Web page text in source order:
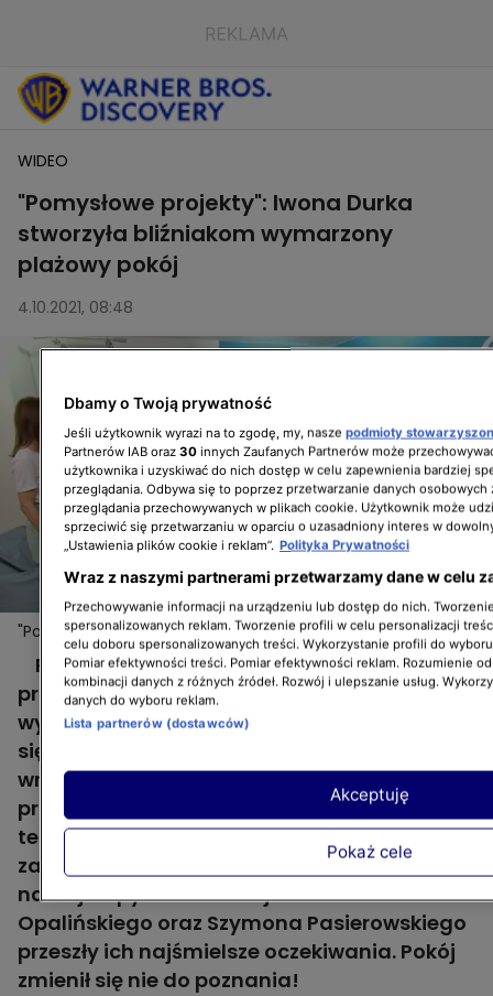
WIDEO
"Pomysłowe projekty": Iwona Durka
stworzyła bliźniakom wymarzony
plażowy pokój
4.10.2021, 08:48
"Pomysłowe projekty": Iwona Durka stworzyła
bliźniakom wymarzony plażowy pokój
Więcej
Pierwszy finał 3. sezonu "Pomysłowych
projektów" już za Iwoną Durką. I był on
wyjątkowo radosny, z nowej sypialni cieszyli
się bowiem nastoletni bliźniacy! Chłopcy
wraz z rodzicami z dwóch przedstawionych
przez architektkę wnętrz projektów wybrali
ten w stylu plażowym. I w finale byli bardzo
zadowoleni ze swojego wyboru, efekt prac
naszej ekipy remontowej - Mariusza
Opalińskiego oraz Szymona Pasierowskiego
przeszły ich najśmielsze oczekiwania. Pokój
zmienił się nie do poznania!
Dbamy o Twoją prywatność
Jeśli użytkownik wyrazi na to zgodę, my, nasze podmioty
Partnerów IAB oraz 30 innych Zaufanych Partnerów może
użytkownika i uzyskiwać do nich dostęp w celu zapewnienia bardziej
przeglądania. Odbywa się to poprzez przetwarzanie danych osobowych
przeglądania przechowywanych w plikach cookie. Użytkownik może
sprzeciwić się przetwarzaniu w oparciu o uzasadniony interes w
„Ustawienia plików cookie i reklam”. Polityka Prywatności
Wraz z naszymi partnerami przetwarzamy dane w celu
Przechowywanie informacji na urządzeniu lub dostęp do nich.
spersonalizowanych reklam. Tworzenie profili w celu personalizacji
celu doboru spersonalizowanych treści. Wykorzystanie profili do
Pomiar efektywności treści. Pomiar efektywności reklam. Rozumienie
kombinacji danych z różnych źródeł. Rozwój i ulepszanie usług.
danych do wyboru reklam.
Lista partnerów (dostawców)
Pokaż cele
Akceptuję